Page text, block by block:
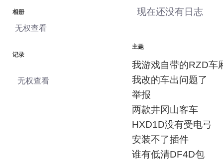
相册
无权查看
记录
无权查看
现在还没有日志
主题
我游戏自带的RZD车
我改的车出问题了
举报
两款井冈山客车
HXD1D没有受电弓
安装不了插件
谁有低清DF4D包